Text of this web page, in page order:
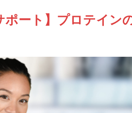
ポート】プロテイン